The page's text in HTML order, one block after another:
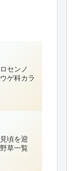
センノ
ゲ科カラ
頃を迎
草一覧